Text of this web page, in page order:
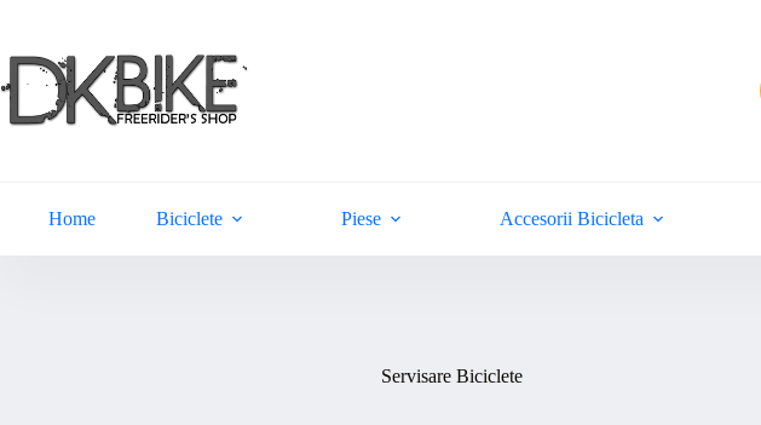
conținut
Home Biciclete Piese Accesorii Bicicleta
Servisare Biciclete